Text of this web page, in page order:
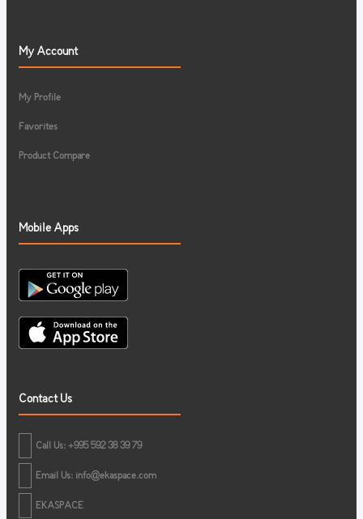
My Account
My Profile
Favorites
Product Compare
Mobile Apps
Contact Us
Call Us: +995 592 38 39 79
Email Us: info@ekaspace.com
EKASPACE